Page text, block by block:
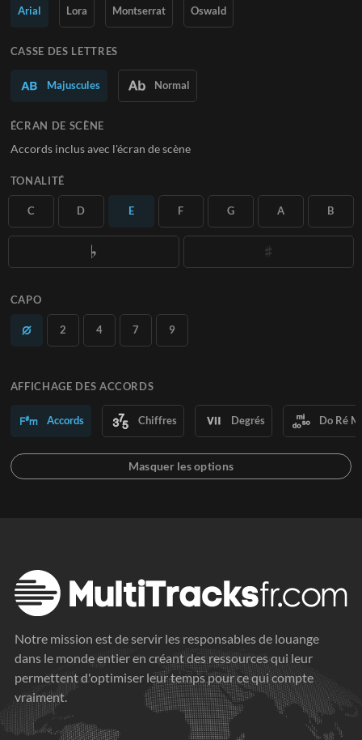
En savoir plus
Arial Lora Montserrat Oswald
CASSE DES LETTRES
Majuscules Normal
ÉCRAN DE SCÈNE
Accords inclus avec l'écran de scène
TONALITÉ
C D E F G A B
CAPO
2 4 7 9
AFFICHAGE DES ACCORDS
Accords Chiffres Degrés Do Ré
Notre mission est de servir les responsables de louange
dans le monde entier en créant des ressources qui leur
permettent d'optimiser leur temps pour ce qui compte
vraiment.